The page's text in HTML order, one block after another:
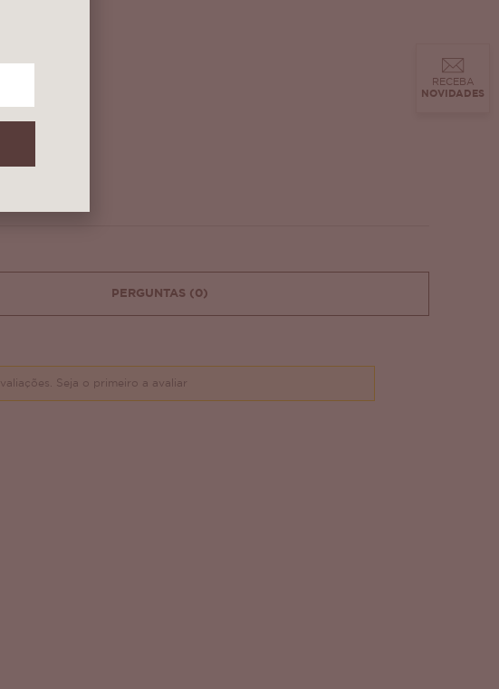
PERGUNTAS (0)
Seja o primeiro a avaliar
RECEBA
NOVIDADES